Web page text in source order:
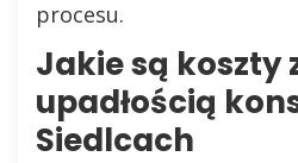
procesu.
Jakie są koszty
upadłością
Siedlcach